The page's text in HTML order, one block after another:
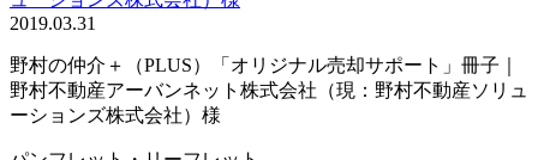
2019.03.31
野村の仲介＋（PLUS）「オリジナル売却サポート」冊子｜
野村不動産アーバンネット株式会社（現：野村不動産ソリュ
ーションズ株式会社）様